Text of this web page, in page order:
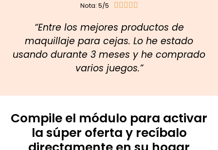
Nota: 5/5
    
“Entre los mejores productos de
maquillaje para cejas. Lo he estado
usando durante 3 meses y he comprado
varios juegos.”
Compile el módulo para activar
la súper oferta y recíbalo